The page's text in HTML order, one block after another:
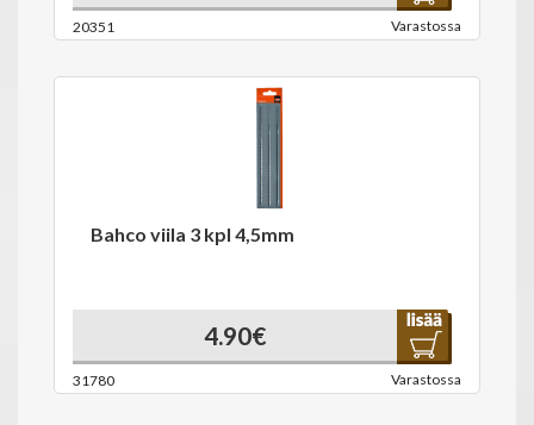
20351 Varastossa
Bahco viila 3 kpl 4,5mm
4.90€
31780 Varastossa